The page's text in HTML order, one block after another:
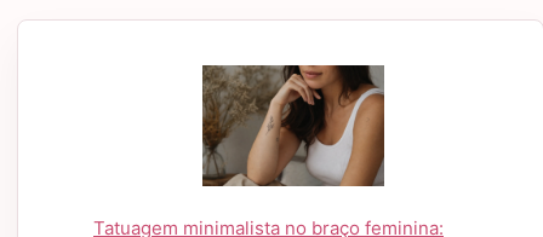
Tatuagem minimalista no braço feminina: